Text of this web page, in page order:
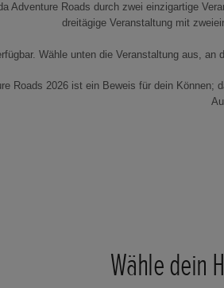
Adventure Roads durch zwei einzigartige
dreitägige Veranstaltung mit
Wähle unten die Veranstaltung aus,
Roads 2026 ist ein Beweis für dein
Wähle dein